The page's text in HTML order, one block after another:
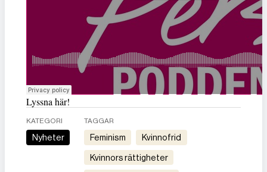
Lyssna här!
KATEGORI
Nyheter
TAGGAR
feminism kvinnofrid
kvinnors rättigheter